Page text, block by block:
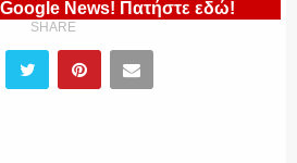
Google News! Πατήστε εδώ!
SHARE